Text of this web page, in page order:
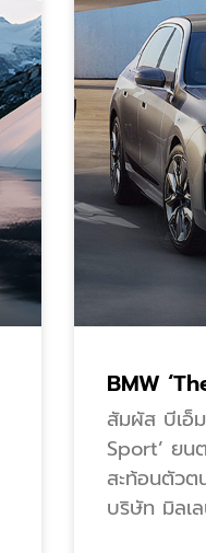
BMW
สัมผัส บีเอ็
Sport’ ยน
สะท้อนตัวต
บริษัท มิลเ